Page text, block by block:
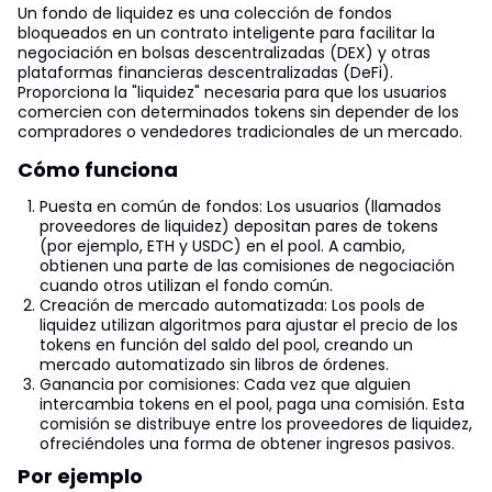
Un fondo de liquidez es una colección de fondos
bloqueados en un contrato inteligente para facilitar la
negociación en bolsas descentralizadas (DEX) y otras
plataformas financieras descentralizadas (DeFi).
Proporciona la "liquidez" necesaria para que los usuarios
comercien con determinados tokens sin depender de los
compradores o vendedores tradicionales de un mercado.
Cómo funciona
Puesta en común de fondos: Los usuarios (llamados
proveedores de liquidez) depositan pares de tokens
(por ejemplo, ETH y USDC) en el pool. A cambio,
obtienen una parte de las comisiones de negociación
cuando otros utilizan el fondo común.
Creación de mercado automatizada: Los pools de
liquidez utilizan algoritmos para ajustar el precio de los
tokens en función del saldo del pool, creando un
mercado automatizado sin libros de órdenes.
Ganancia por comisiones: Cada vez que alguien
intercambia tokens en el pool, paga una comisión. Esta
comisión se distribuye entre los proveedores de liquidez,
ofreciéndoles una forma de obtener ingresos pasivos.
Por ejemplo